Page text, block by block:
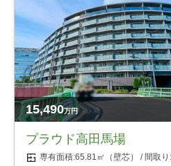
15,490万円
プラウド高田馬場
65.81㎡（壁芯）